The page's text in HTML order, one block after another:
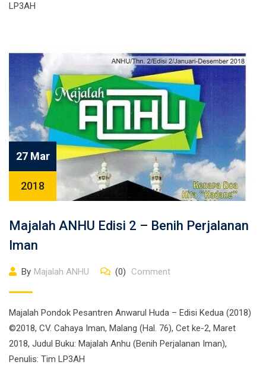
LP3AH
27 Mar
2018
Majalah ANHU Edisi 2 – Benih Perjalanan
Iman
By Majalah ANHU (0) Comment
Majalah Pondok Pesantren Anwarul Huda – Edisi Kedua (2018)
©2018, CV. Cahaya Iman, Malang (Hal. 76), Cet ke-2, Maret
2018, Judul Buku: Majalah Anhu (Benih Perjalanan Iman),
Penulis: Tim LP3AH